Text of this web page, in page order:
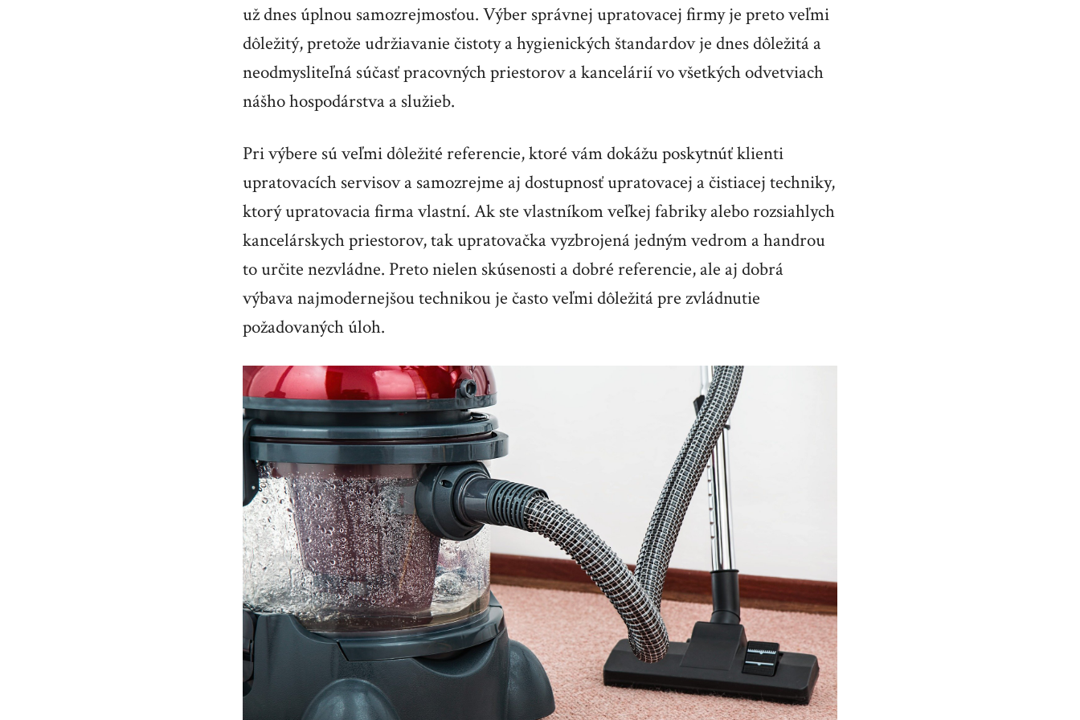
už dnes úplnou samozrejmosťou. Výber správnej upratovacej firmy je preto veľmi
dôležitý, pretože udržiavanie čistoty a hygienických štandardov je dnes dôležitá a
neodmysliteľná súčasť pracovných priestorov a kancelárií vo všetkých odvetviach
nášho hospodárstva a služieb.
Pri výbere sú veľmi dôležité referencie, ktoré vám dokážu poskytnúť klienti
upratovacích servisov a samozrejme aj dostupnosť upratovacej a čistiacej techniky,
ktorý upratovacia firma vlastní. Ak ste vlastníkom veľkej fabriky alebo rozsiahlych
kancelárskych priestorov, tak upratovačka vyzbrojená jedným vedrom a handrou
to určite nezvládne. Preto nielen skúsenosti a dobré referencie, ale aj dobrá
výbava najmodernejšou technikou je často veľmi dôležitá pre zvládnutie
požadovaných úloh.